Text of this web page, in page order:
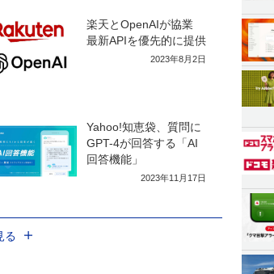
楽天とOpenAIが協業
最新APIを優先的に提供
2023年8月2日
Yahoo!知恵袋、質問に
GPT-4が回答する「AI
回答機能」
2023年11月17日
る